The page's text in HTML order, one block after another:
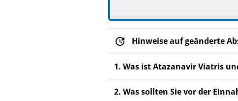
- Dieses Arzneimittel wurde
Menschen schaden, auch wenn
Wenn Sie
Nebenwirkungen, die nicht
Hinweise auf geänderte
1. Was ist Atazanavir Viatris
2. Was sollten Sie vor der